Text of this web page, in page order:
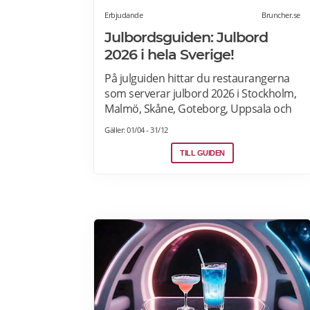
Erbjudande Bruncher.se
Julbordsguiden: Julbord
2026 i hela Sverige!
På julguiden hittar du restaurangerna
som serverar julbord 2026 i Stockholm,
Malmö, Skåne, Goteborg, Uppsala och
andra städer i Sverige. Hitta aktuella
julshow och underhållning samt
julbordpaket med övernattning på
erbjudanden för dig. Läs mer om
Julbord 2026 här.
Gäller: 01/04 - 31/12
TILL GUIDEN